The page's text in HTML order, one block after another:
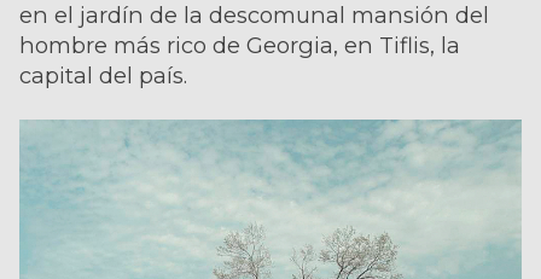
en el jardín de la descomunal mansión del
hombre más rico de Georgia, en Tiflis, la
capital del país.